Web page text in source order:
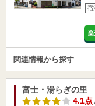
宿
楽
関連情報から探す
富士・湯らぎの里
4.1点